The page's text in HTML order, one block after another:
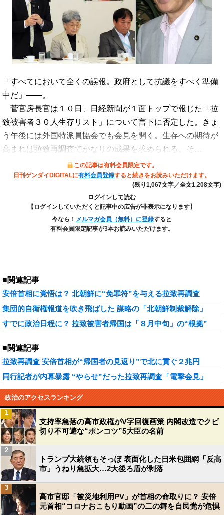
「すべてにおいて全くの誤報。政府として抗議をすべく準備
中だ」――。
菅官房長官は１０日、日経新聞が１面トップで報じた「拉
致被害者３０人生存リスト」について言下に否定した。きょ
う午後には外国特派員協会でも会見を開く。生存への期待が
高まれば拉致再調査でかなりの成果を求められる。そ…
この記事は有料会員限定です。
日刊ゲンダイDIGITALに有料会員登録すると続きをお読みいただけます。
(残り1,067文字／全文1,208文字)
ログインして読む
【ログインしていただくと記事中の広告が非表示になります】
今なら！ メルマガ会員（無料）に登録すると
有料会員限定記事が3本お読みいただけます。
■関連記事
安倍首相に覚悟は？ 北朝鮮に“免罪符”を与える拉致再調査
集団的自衛権報道を吹き飛ばした 謀略の「北朝鮮制裁解除」
すでに政治日程に？ 拉致被害者帰国は「８月中旬」の“根拠”
■関連記事
拉致再調査 安倍首相が“帰国者の見返り”で北に貢ぐ２兆円
同行記者が内幕暴露 “やらせ”だった拉致再調査「電撃会見」
政治のアクセスランキング
支持率急落の高市政権がV字回復画策 内閣改造でクビ
切り不可避な“ポンコツ”5大臣の名前
1
トランプ大統領もそっぽ 表面化した日米包囲網「反高
市」うねり急拡大…2大後ろ盾が剥落
2
高市官邸「被災地利用PV」が首相の命取りに？ 安倍
元首相“コロナおこもり動画”の二の舞を自民党が危惧
3